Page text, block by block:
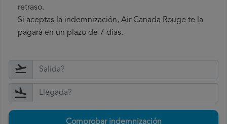
retraso.
Si aceptas la indemnización, Air Canada Rouge te la
pagará en un plazo de 7 días.
Comprobar indemnización